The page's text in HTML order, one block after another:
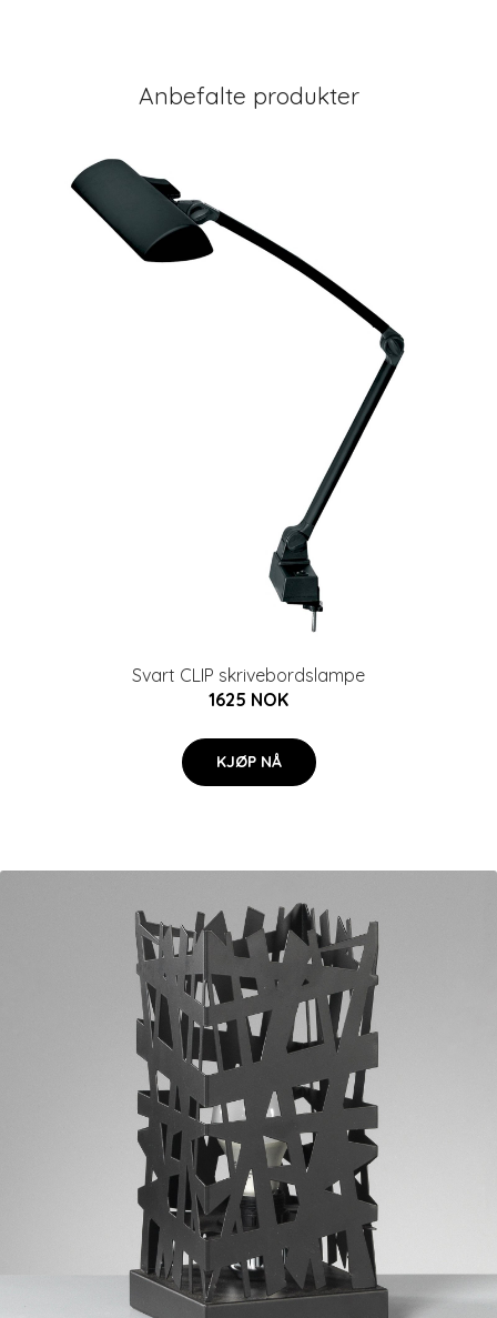
Anbefalte produkter
Svart CLIP skrivebordslampe
1625 NOK
KJØP NÅ